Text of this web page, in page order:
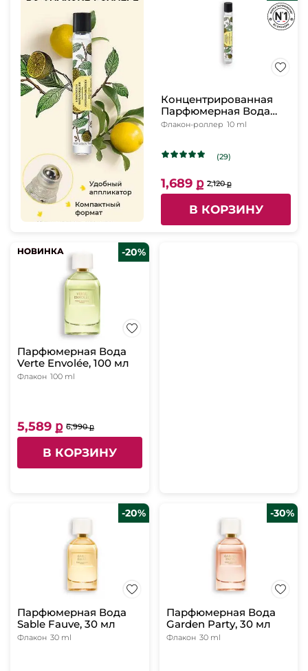
Концентрированная
Парфюмерная Вода
Ondes Positives, 10 мл
Флакон-роллер 10 ml
(29)
1,689 ք 2,120 ք
В КОРЗИНУ
НОВИНКА
НОВИНКА -20%
Парфюмерная Вода
Verte Envolée, 100 мл
Флакон 100 ml
5,589 ք 6,990 ք
В КОРЗИНУ
-20%
Парфюмерная Вода
Sable Fauve, 30 мл
Флакон 30 ml
-30%
Парфюмерная Вода
Garden Party, 30 мл
Флакон 30 ml